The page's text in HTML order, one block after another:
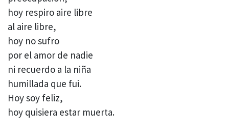
hoy respiro aire libre
al aire libre,
hoy no sufro
por el amor de nadie
ni recuerdo a la niña
humillada que fui.
Hoy soy feliz,
hoy quisiera estar muerta.